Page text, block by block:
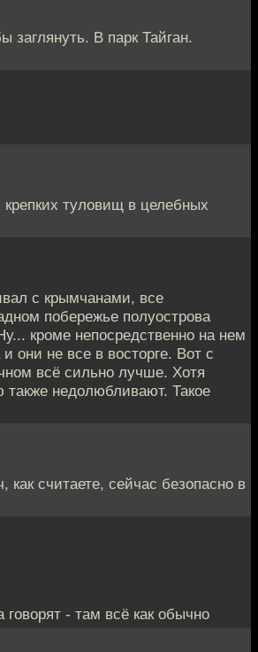
заглянуть. В парк Тайган.
туловищ в целебных
с крымчанами, все
побережье полуострова
кроме непосредственно на нем
они не все в восторге. Вот с
всё сильно лучше. Хотя
недолюбливают. Такое
считаете, сейчас безопасно в
- там всё как обычно